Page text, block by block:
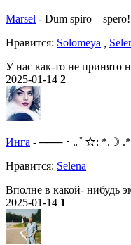
Marsel - Dum spiro – spero!
Нравитcя: Solomeya
У нас как-то не принято
2025-01-14 2
Инга - ─── ･ ｡ﾟ☆: *.☽
Нравитcя: Selena
Вполне в какой- нибудь
2025-01-14 1